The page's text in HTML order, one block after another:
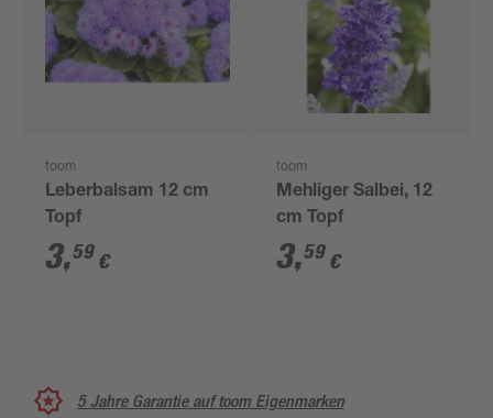
toom
Leberbalsam 12 cm
Topf
3,59 €
toom
Mehliger Salbei, 12
cm Topf
3,59 €
5 Jahre Garantie auf toom Eigenmarken